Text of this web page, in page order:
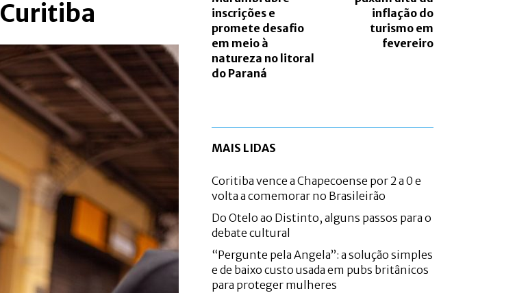
inscrições e
promete desafio
em meio à
natureza no litoral
do Paraná
inflação do
turismo em
fevereiro
MAIS LIDAS
Coritiba vence a Chapecoense por 2 a 0 e
volta a comemorar no Brasileirão
Do Otelo ao Distinto, alguns passos para o
debate cultural
“Pergunte pela Angela”: a solução simples
e de baixo custo usada em pubs britânicos
para proteger mulheres